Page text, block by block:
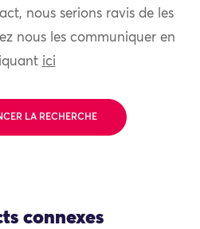
nous serions ravis de les
nous les communiquer en
ici
LA RECHERCHE
connexes